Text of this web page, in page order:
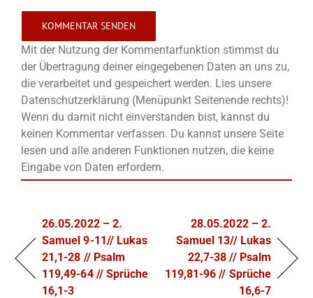
Mit der Nutzung der Kommentarfunktion stimmst du
der Übertragung deiner eingegebenen Daten an uns zu,
die verarbeitet und gespeichert werden. Lies unsere
Datenschutzerklärung (Menüpunkt Seitenende rechts)!
Wenn du damit nicht einverstanden bist, kannst du
keinen Kommentar verfassen. Du kannst unsere Seite
lesen und alle anderen Funktionen nutzen, die keine
Eingabe von Daten erfordern.
26.05.2022 – 2.
Samuel 9-11// Lukas
21,1-28 // Psalm
119,49-64 // Sprüche
16,1-3
28.05.2022 – 2.
Samuel 13// Lukas
22,7-38 // Psalm
119,81-96 // Sprüche
16,6-7